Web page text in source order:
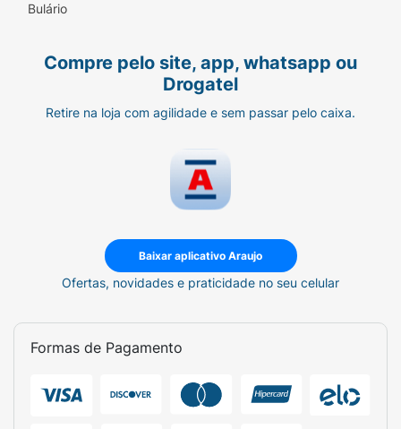
Bulário
Compre pelo site, app, whatsapp ou
Drogatel
Retire na loja com agilidade e sem passar pelo caixa.
Baixar aplicativo Araujo
Ofertas, novidades e praticidade no seu celular
Formas de Pagamento